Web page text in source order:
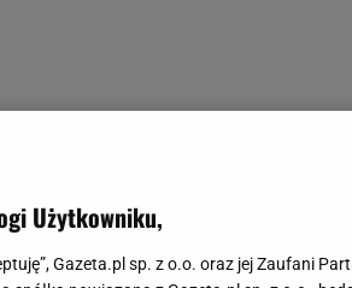
Użytkowniku,
Gazeta.pl sp. z o.o. oraz jej Zaufani